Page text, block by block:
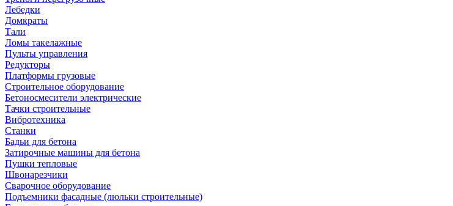
Лебедки
Домкраты
Тали
Ломы такелажные
Пульты управления
Редукторы
Платформы грузовые
Строительное оборудование
Бетоносмесители электрические
Тачки строительные
Вибротехника
Станки
Бадьи для бетона
Затирочные машины для бетона
Пушки тепловые
Швонарезчики
Сварочное оборудование
Подъемники фасадные (люльки строительные)